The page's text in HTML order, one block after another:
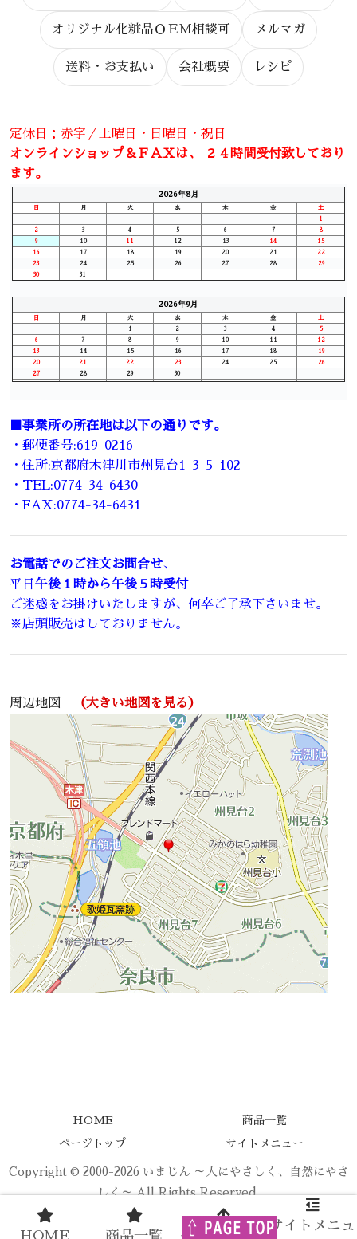
オリジナル化粧品ＯＥＭ相談可 メルマガ
送料・お支払い 会社概要 レシピ
定休日：赤字／土曜日・日曜日・祝日
オンラインショップ＆ＦＡＸは、 ２４時間受付致しており
ます。
2026年8月
日 月 火 水 木 金
土
1
2
3 4 5 6 7
8
9
10 11 12 13 14
15
16
17 18 19 20 21
22
23
24 25 26 27 28
29
30
31
2026年9月
日 月 火 水 木 金
土
1
2 3 4
5
6
7 8 9 10 11
12
13
14 15 16 17 18
19
20
21 22 23 24 25
26
27
28 29 30
■事業所の所在地は以下の通りです。
・郵便番号:619-0216
・住所:京都府木津川市州見台1-3-5-102
・TEL:0774-34-6430
・FAX:0774-34-6431
お電話でのご注文お問合せ、
平日 午後１時から午後５時受付
ご迷惑をお掛けいたしますが、何卒ご了承下さいませ。
※店頭販売はしておりません。
周辺地図 （大きい地図を見る）
HOME 商品一覧
ページトップ サイトメニュー
Copyright © 2000-2026 いまじん ～人にやさしく、自然にやさ
しく～ All Rights Reserved.
HOME 商品一覧 ページトップ
サイトメニュ